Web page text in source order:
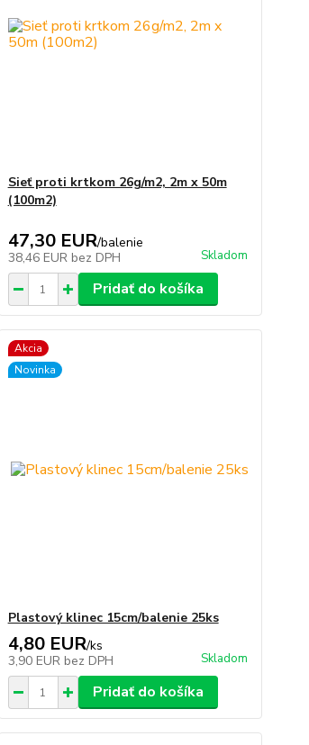
Sieť proti krtkom 26g/m2, 2m x 50m
(100m2)
47,30 EUR/balenie
38,46 EUR bez DPH Skladom
Pridať do košíka
Akcia
Novinka
Plastový klinec 15cm/balenie 25ks
4,80 EUR/ks
3,90 EUR bez DPH Skladom
Pridať do košíka